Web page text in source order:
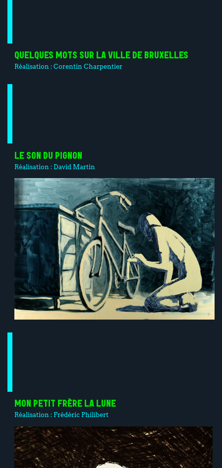
QUELQUES MOTS SUR LA VILLE DE BRUXELLES
Réalisation :Corentin Charpentier
LE SON DU PIGNON
Réalisation : David Martin
MON PETIT FRÈRE LA LUNE
Réalisation : Frédéric Philibert